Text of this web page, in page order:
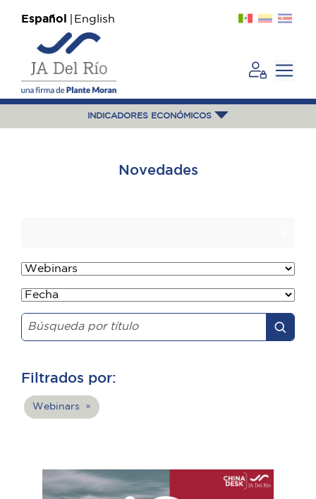
Español English
INDICADORES ECONÓMICOS
Novedades
Filtrados por:
Webinars ×